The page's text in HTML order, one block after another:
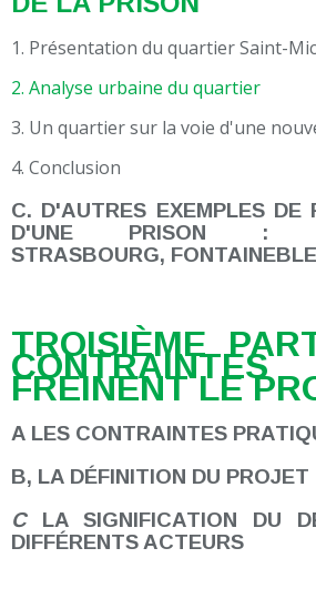
1. Présentation du quartier Saint-
2. Analyse urbaine du quartier
3. Un quartier sur la voie d'une
4. Conclusion
C. D'AUTRES EXEMPLES DE
D'UNE PRISON :
STRASBOURG,
TROISIÈME
FREINENT LE
A LES CONTRAINTES
B, LA DÉFINITION DU PROJET
CLA SIGNIFICATION DU
DIFFÉRENTS ACTEURS